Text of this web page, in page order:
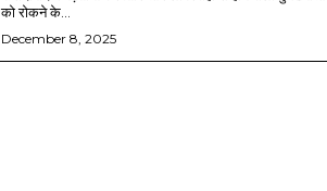
को रोकने के...
December 8, 2025